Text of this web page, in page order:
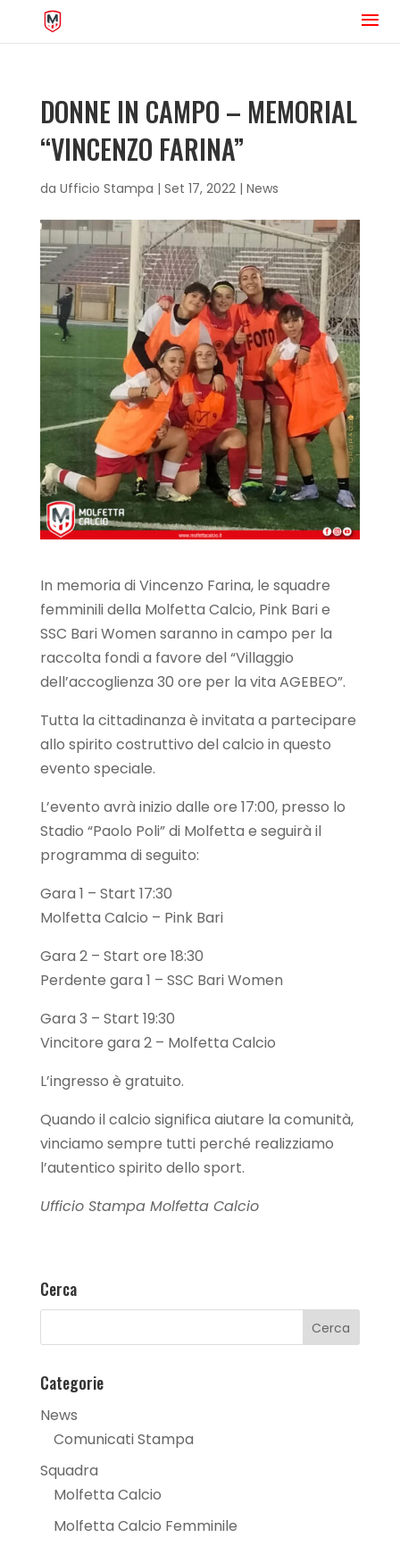
DONNE IN CAMPO – MEMORIAL
“VINCENZO FARINA”
da Ufficio Stampa | Set 17, 2022| News
In memoria di Vincenzo Farina, le squadre
femminili della Molfetta Calcio, Pink Bari e
SSC Bari Women saranno in campo per la
raccolta fondi a favore del “Villaggio
dell’accoglienza 30 ore per la vita AGEBEO”.
Tutta la cittadinanza è invitata a partecipare
allo spirito costruttivo del calcio in questo
evento speciale.
L’evento avrà inizio dalle ore 17:00, presso lo
Stadio “Paolo Poli” di Molfetta e seguirà il
programma di seguito:
Gara 1 – Start 17:30
Molfetta Calcio – Pink Bari
Gara 2 – Start ore 18:30
Perdente gara 1 – SSC Bari Women
Gara 3 – Start 19:30
Vincitore gara 2 – Molfetta Calcio
L’ingresso è gratuito.
Quando il calcio significa aiutare la comunità,
vinciamo sempre tutti perché realizziamo
l’autentico spirito dello sport.
Ufficio Stampa Molfetta Calcio
Cerca
Categorie
News
Comunicati Stampa
Squadra
Molfetta Calcio
Molfetta Calcio Femminile